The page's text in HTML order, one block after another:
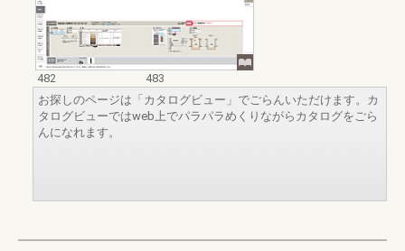
482
483
お探しのページは「カタログビュー」でごらんいただけます。カ
タログビューではweb上でパラパラめくりながらカタログをごら
んになれます。